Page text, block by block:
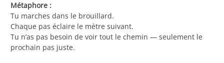
Métaphore :
Tu marches dans le brouillard.
Chaque pas éclaire le mètre suivant.
Tu n’as pas besoin de voir tout le chemin — seulement le
prochain pas juste.